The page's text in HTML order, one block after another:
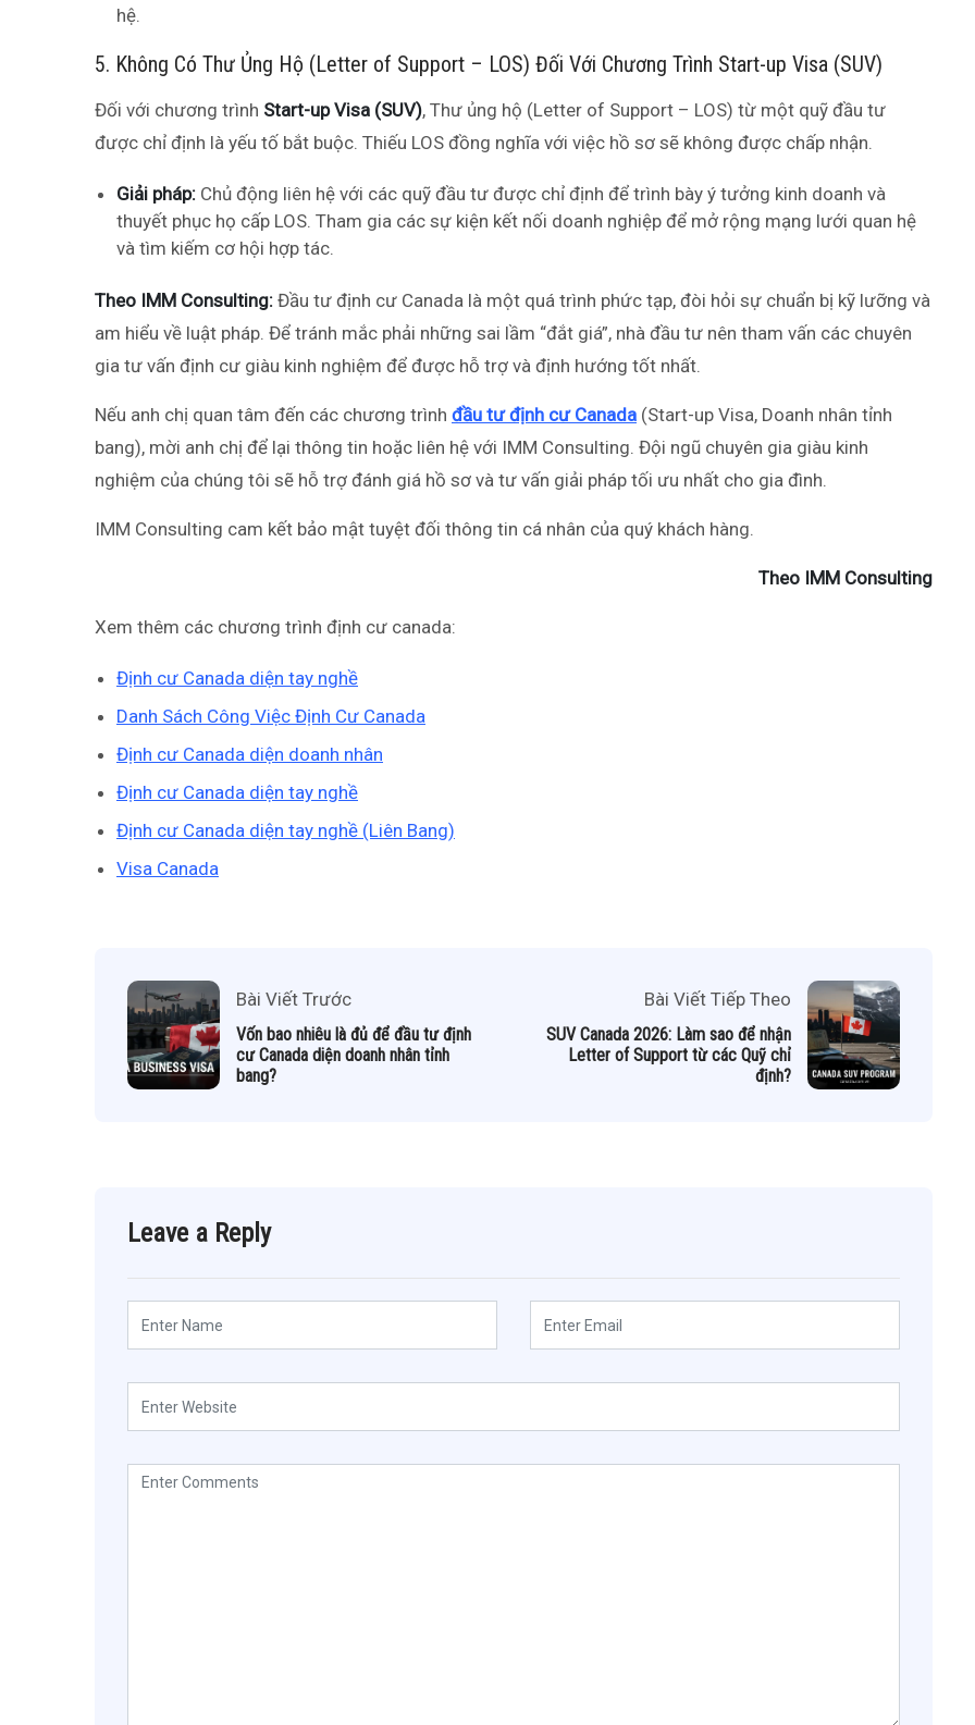
hệ.
5. Không Có Thư Ủng Hộ (Letter of Support – LOS) Đối Với Chương Trình Start-up Visa (SUV)
Đối với chương trình Start-up Visa (SUV), Thư ủng hộ (Letter of Support – LOS) từ một quỹ đầu tư
được chỉ định là yếu tố bắt buộc. Thiếu LOS đồng nghĩa với việc hồ sơ sẽ không được chấp nhận.
Giải pháp: Chủ động liên hệ với các quỹ đầu tư được chỉ định để trình bày ý tưởng kinh doanh và
thuyết phục họ cấp LOS. Tham gia các sự kiện kết nối doanh nghiệp để mở rộng mạng lưới quan hệ
và tìm kiếm cơ hội hợp tác.
Theo IMM Consulting: Đầu tư định cư Canada là một quá trình phức tạp, đòi hỏi sự chuẩn bị kỹ lưỡng và
am hiểu về luật pháp. Để tránh mắc phải những sai lầm “đắt giá”, nhà đầu tư nên tham vấn các chuyên
gia tư vấn định cư giàu kinh nghiệm để được hỗ trợ và định hướng tốt nhất.
Nếu anh chị quan tâm đến các chương trình đầu tư định cư Canada (Start-up Visa, Doanh nhân tỉnh
bang), mời anh chị để lại thông tin hoặc liên hệ với IMM Consulting. Đội ngũ chuyên gia giàu kinh
nghiệm của chúng tôi sẽ hỗ trợ đánh giá hồ sơ và tư vấn giải pháp tối ưu nhất cho gia đình.
IMM Consulting cam kết bảo mật tuyệt đối thông tin cá nhân của quý khách hàng.
Theo IMM Consulting
Xem thêm các chương trình định cư canada:
Định cư Canada diện tay nghề
Danh Sách Công Việc Định Cư Canada
Định cư Canada diện doanh nhân
Định cư Canada diện tay nghề
Định cư Canada diện tay nghề (Liên Bang)
Visa Canada
Bài Viết Trước
Vốn bao nhiêu là đủ để đầu tư định
cư Canada diện doanh nhân tỉnh
bang?
Bài Viết Tiếp Theo
SUV Canada 2026: Làm sao để nhận
Letter of Support từ các Quỹ chỉ
định?
Leave a Reply